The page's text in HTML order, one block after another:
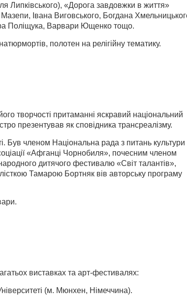
Липківського), «Дорога завдовжки в життя»
Івана Виговського, Богдана
Поліщука, Варвари Ющенко тощо.
полотен на релігійну тематику.
творчості притаманні яскравий національний
презентував як сповідника трансреалізму.
Був членом Національна рада з питань культури
«Афганці Чорнобиля», почесним членом
дитячого фестивалю «Світ талантів»,
Тамарою Бортняк вів авторську програму
виставках та арт-фестивалях:
(м. Мюнхен, Німеччина).